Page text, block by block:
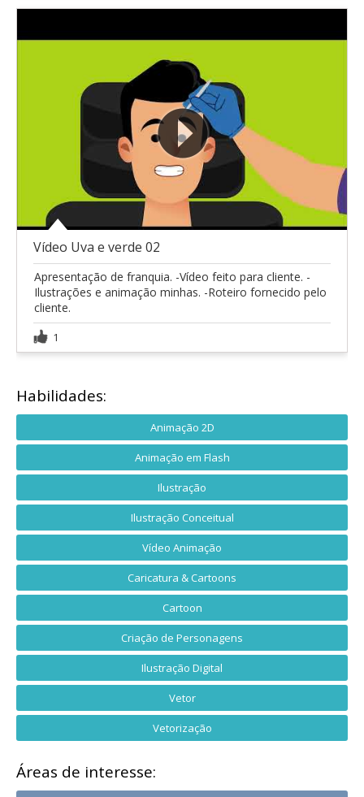
Vídeo Uva e verde 02
Apresentação de franquia. -Vídeo feito para cliente. -
Ilustrações e animação minhas. -Roteiro fornecido pelo
cliente.
1
Habilidades:
Animação 2D
Animação em Flash
Ilustração
Ilustração Conceitual
Vídeo Animação
Caricatura & Cartoons
Cartoon
Criação de Personagens
Ilustração Digital
Vetor
Vetorização
Áreas de interesse: